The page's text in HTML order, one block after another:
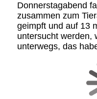
Donnerstagabend
zusammen zum
geimpft und auf 13
untersucht werden,
unterwegs, das